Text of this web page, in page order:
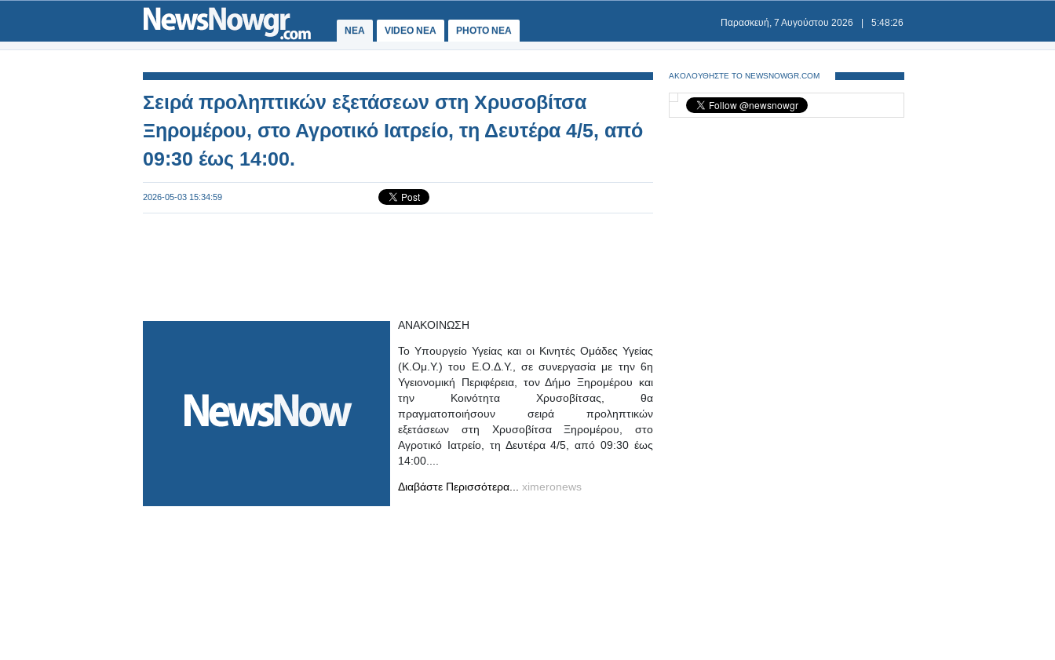
ΝΕΑ VIDEO NEA PHOTO NEA
Παρασκευή, 7 Αυγούστου 2026 5:48:26
Σειρά προληπτικών εξετάσεων στη Χρυσοβίτσα
Ξηρομέρου, στο Αγροτικό Ιατρείο, τη Δευτέρα 4/5, από
09:30 έως 14:00.
2026-05-03 15:34:59
ΑΝΑΚΟΙΝΩΣΗ
Το Υπουργείο Υγείας και οι Κινητές Ομάδες Υγείας
(Κ.Ομ.Υ.) του Ε.Ο.Δ.Υ., σε συνεργασία με την 6η
Υγειονομική Περιφέρεια, τον Δήμο Ξηρομέρου και
την Κοινότητα Χρυσοβίτσας, θα
πραγματοποιήσουν σειρά προληπτικών
εξετάσεων στη Χρυσοβίτσα Ξηρομέρου, στο
Αγροτικό Ιατρείο, τη Δευτέρα 4/5, από 09:30 έως
14:00....
Διαβάστε Περισσότερα... ximeronews
ΑΚΟΛΟΥΘΗΣΤΕ ΤΟ NEWSNOWGR.COM